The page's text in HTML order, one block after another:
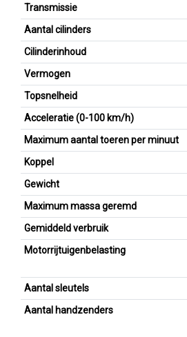
Transmissie
Aantal cilinders
Cilinderinhoud
Vermogen
Topsnelheid
Acceleratie (0-100 km/h)
Maximum aantal toeren per minuut
Koppel
Gewicht
Maximum massa geremd
Gemiddeld verbruik
Motorrijtuigenbelasting
Aantal sleutels
Aantal handzenders